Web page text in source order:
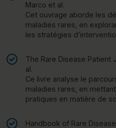
Marco et al.
Cet ouvrage aborde les
maladies rares, en
les stratégies
The Rare Disease Patient
al.
Ce livre analyse le
maladies rares, en
pratiques en matière de
Handbook of Rare